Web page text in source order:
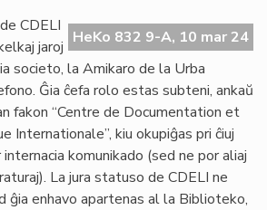
HeKo 832 9-A, 10 mar 24
CDELI
jaroj
societo, la Amikaro de la Urba
Ĝia ĉefa rolo estas subteni, ankaŭ
fakon “Centre de Documentation et
Internationale”, kiu okupiĝas pri ĉiuj
komunikado (sed ne por aliaj
La jura statuso de CDELI ne
ĝia enhavo apartenas al la Biblioteko,